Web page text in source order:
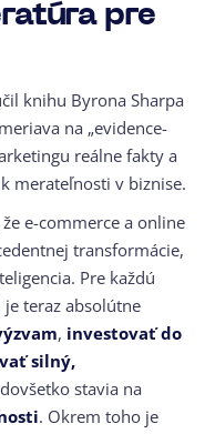
pre
knihu Byrona Sharpa
na „evidence-
reálne fakty a
merateľnosti v biznise.
e-commerce a online
transformácie,
Pre každú
teraz absolútne
, investovať do
silný,
stavia na
. Okrem toho je